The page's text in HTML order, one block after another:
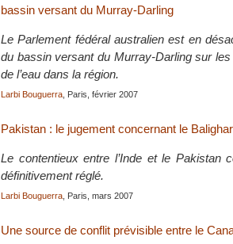
bassin versant du Murray-Darling
Le Parlement fédéral australien est en
du bassin versant du Murray-Darling sur
de l’eau dans la région.
Larbi Bouguerra , Paris, février 2007
Pakistan : le jugement concernant le
Le contentieux entre l’Inde et le Pakistan
définitivement réglé.
Larbi Bouguerra , Paris, mars 2007
Une source de conflit prévisible entre le